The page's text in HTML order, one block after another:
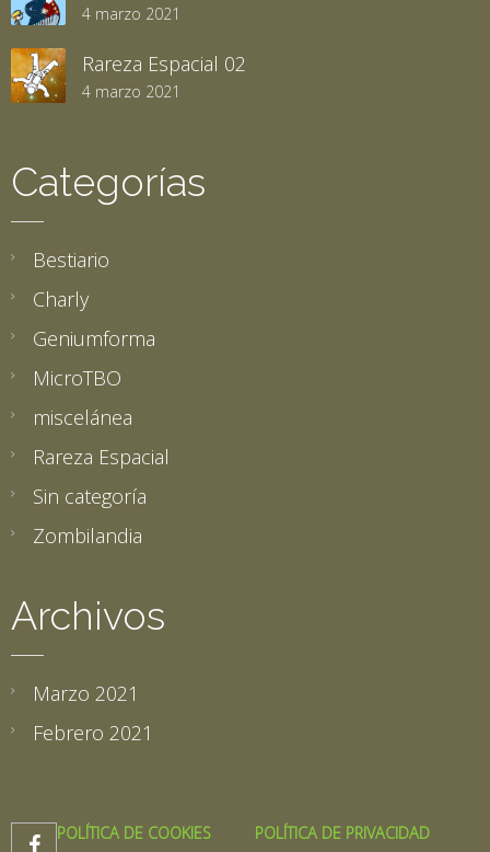
4 marzo 2021
Rareza Espacial 02
4 marzo 2021
Categorías
Bestiario
Charly
Geniumforma
MicroTBO
miscelánea
Rareza Espacial
Sin categoría
Zombilandia
Archivos
Marzo 2021
Febrero 2021

POLÍTICA DE COOKIES POLÍTICA DE PRIVACIDAD